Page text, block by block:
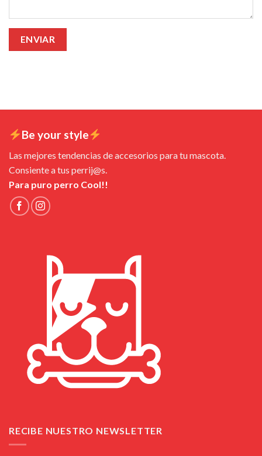
Be your style
Las mejores tendencias de accesorios para tu mascota.
Consiente a tus perrij@s.
Para puro perro Cool!!
RECIBE NUESTRO NEWSLETTER